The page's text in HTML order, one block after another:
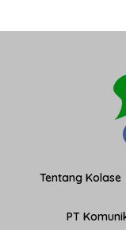
Tentang Kolase
PT